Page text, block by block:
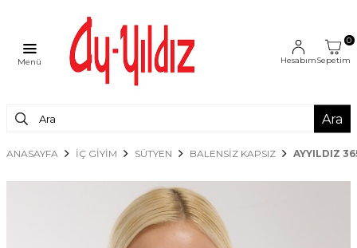
Menü Hesabım
0
Sepetim
Ara
ANASAYFA İÇ GİYİM SÜTYEN BALENSIZ KAPSIZ AYYILDIZ